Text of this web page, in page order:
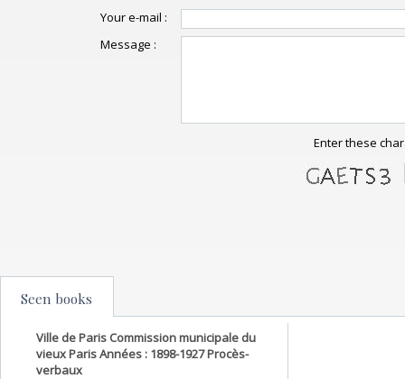
Your e-mail :
Message :
Enter these
Seen books
Ville de Paris Commission municipale du
vieux Paris Années : 1898-1927 Procès-
verbaux